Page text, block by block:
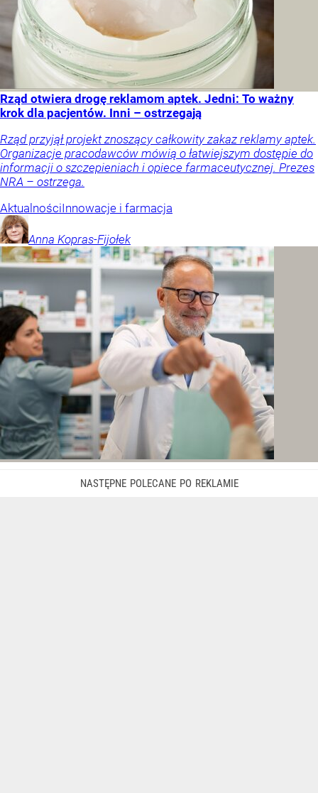
Rząd otwiera drogę reklamom aptek. Jedni: To ważny
krok dla pacjentów. Inni – ostrzegają
Rząd przyjął projekt znoszący całkowity zakaz reklamy aptek.
Organizacje pracodawców mówią o łatwiejszym dostępie do
informacji o szczepieniach i opiece farmaceutycznej. Prezes
NRA – ostrzega.
AktualnościInnowacje i farmacja
Anna Kopras-Fijołek